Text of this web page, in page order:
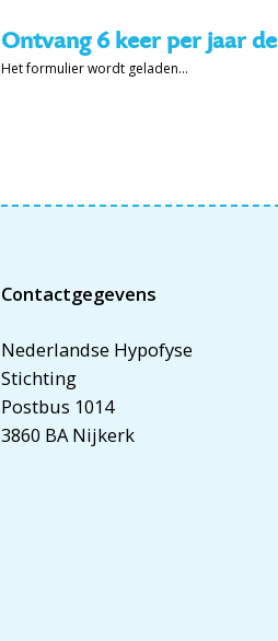
Ontvang 6 keer per jaar
Contactgegevens
Nederlandse Hypofyse
Stichting
Postbus 1014
3860 BA Nijkerk